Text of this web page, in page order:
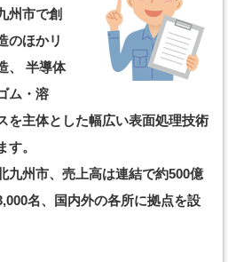
州市で創
のほかリ
、 半導体
ム・溶
を主体とした幅広い表面処理技術
。
九州市、売上高は連結で約500億
名、国内外の各所に拠点を設